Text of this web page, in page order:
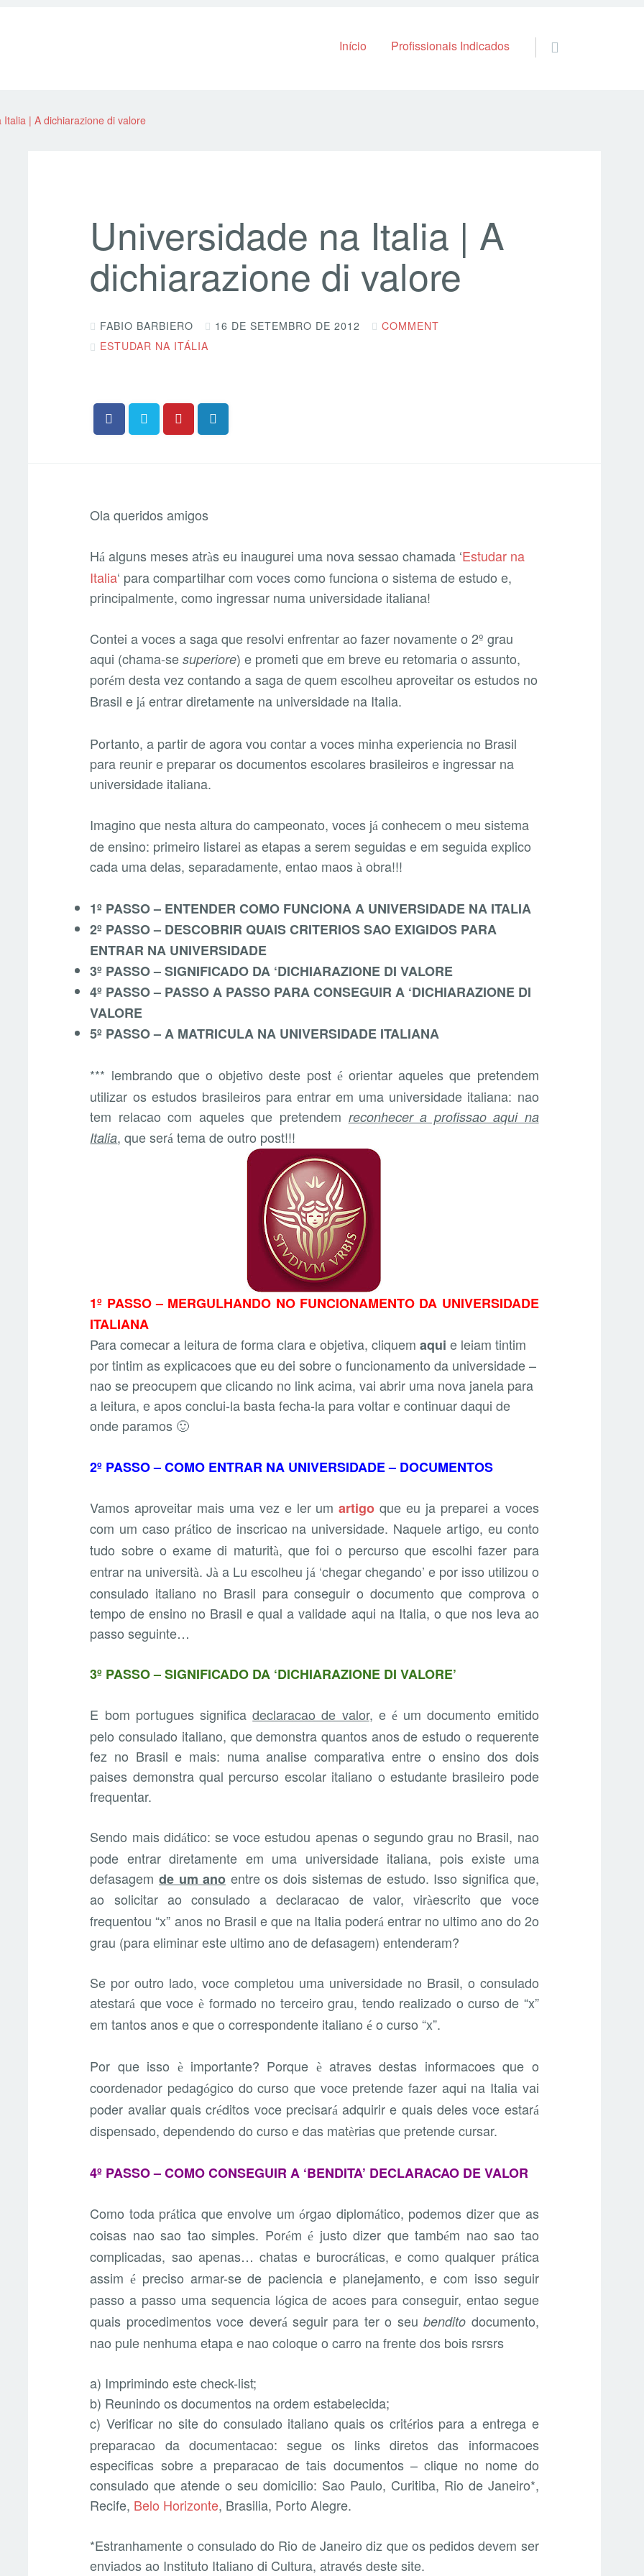
Skip to content
Início Profissionais Indicados
Italia | A dichiarazione di valore
Universidade na Italia | A
dichiarazione di valore
FABIO BARBIERO 16 DE SETEMBRO DE 2012
COMMENT
ESTUDAR NA ITÁLIA
Ola queridos amigos
Há alguns meses atràs eu inaugurei uma nova sessao chamada ‘Estudar na
Italia‘ para compartilhar com voces como funciona o sistema de estudo e,
principalmente, como ingressar numa universidade italiana!
Contei a voces a saga que resolvi enfrentar ao fazer novamente o 2º grau
aqui (chama-sesuperiore) e prometi que em breve eu retomaria o assunto,
porém desta vez contando a saga de quem escolheu aproveitar os estudos no
Brasil e já entrar diretamente na universidade na Italia.
Portanto, a partir de agora vou contar a voces minha experiencia no Brasil
para reunir e preparar os documentos escolares brasileiros e ingressar na
universidade italiana.
Imagino que nesta altura do campeonato, voces já conhecem o meu sistema
de ensino: primeiro listarei as etapas a serem seguidas e em seguida explico
cada uma delas, separadamente, entao maosà obra!!!
1º PASSO – ENTENDER COMO FUNCIONA A UNIVERSIDADE NA ITALIA
2º PASSO – DESCOBRIR QUAIS CRITERIOS SAO EXIGIDOS PARA
ENTRAR NA UNIVERSIDADE
3º PASSO – SIGNIFICADO DA ‘DICHIARAZIONE DI VALORE
4º PASSO – PASSO A PASSO PARA CONSEGUIR A ‘DICHIARAZIONE DI
VALORE
5º PASSO – A MATRICULA NA UNIVERSIDADE ITALIANA
*** lembrando que o objetivo deste post éorientar aqueles que pretendem
utilizar os estudos brasileiros para entrar em uma universidade italiana: nao
tem relacao com aqueles que pretendem reconhecer a profissao aqui na
Italia, que será tema de outro post!!!
1º PASSO – MERGULHANDO NO FUNCIONAMENTO DA UNIVERSIDADE
ITALIANA
Para comecar a leitura de forma clara e objetiva, cliquemaqui e leiam tintim
por tintim as explicacoes que eu dei sobre o funcionamento da universidade –
nao se preocupem que clicando no link acima, vai abrir uma nova janela para
a leitura, e apos conclui-la basta fecha-la para voltar e continuar daqui de
onde paramos 🙂
2º PASSO – COMO ENTRAR NA UNIVERSIDADE – DOCUMENTOS
Vamos aproveitar mais uma vez e ler umartigo que eu ja preparei a voces
com um caso prático de inscricao na universidade. Naquele artigo, eu conto
tudo sobre o exame di maturità, que foi o percurso que escolhi fazer para
entrar na università. Jà a Lu escolheu já ‘chegar chegando’ e por isso utilizou o
consulado italiano no Brasil para conseguir o documento que comprova o
tempo de ensino no Brasil e qual a validade aqui na Italia, o que nos leva ao
passo seguinte…
3º PASSO – SIGNIFICADO DA ‘DICHIARAZIONE DI VALORE’
E bom portugues significadeclaracao de valor, eé um documento emitido
pelo consulado italiano, que demonstra quantos anos de estudo o requerente
fez no Brasil e mais: numa analise comparativa entre o ensino dos dois
paises demonstra qual percurso escolar italiano o estudante brasileiro pode
frequentar.
Sendo mais didático: se voce estudou apenas o segundo grau no Brasil, nao
pode entrar diretamente em uma universidade italiana, pois existe uma
defasagem de um ano entre os dois sistemas de estudo. Isso significa que,
ao solicitar ao consulado a declaracao de valor, viràescrito que voce
frequentou “x” anos no Brasil e que na Italia poderá entrar no ultimo ano do 2o
grau (para eliminar este ultimo ano de defasagem) entenderam?
Se por outro lado, voce completou uma universidade no Brasil, o consulado
atestará que voceè formado no terceiro grau, tendo realizado o curso de “x”
em tantos anos e que o correspondente italianoé o curso “x”.
Por que isso èimportante? Porque èatraves destas informacoes que o
coordenador pedagógico do curso que voce pretende fazer aqui na Italia vai
poder avaliar quais créditos voce precisará adquirir e quais deles voce estará
dispensado, dependendo do curso e das matèrias que pretende cursar.
4º PASSO – COMO CONSEGUIR A ‘BENDITA’ DECLARACAO DE VALOR
Como toda prática que envolve umórgao diplomático, podemos dizer que as
coisas nao sao tao simples. Porémé justo dizer que também nao sao tao
complicadas, sao apenas… chatas e burocráticas, e como qualquer prática
assimé preciso armar-se de paciencia e planejamento, e com isso seguir
passo a passo uma sequencia lógica de acoes para conseguir, entao segue
quais procedimentos voce deverá seguir para ter o seubendito documento,
nao pule nenhuma etapa e nao coloque o carro na frente dos bois rsrsrs
a) Imprimindo este check-list;
b) Reunindo os documentos na ordem estabelecida;
c) Verificar no site do consulado italiano quais os critérios para a entrega e
preparacao da documentacao: segue os links diretos das informacoes
especificas sobre a preparacao de tais documentos – clique no nome do
consulado que atende o seu domicilio: Sao Paulo, Curitiba, Rio de Janeiro*,
Recife, Belo Horizonte, Brasilia, Porto Alegre.
*Estranhamente o consulado do Rio de Janeiro diz que os pedidos devem ser
enviados ao Instituto Italiano di Cultura, através deste site.